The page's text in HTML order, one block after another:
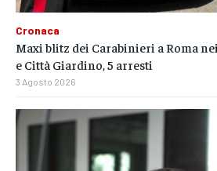
Cronaca
Maxi blitz dei Carabinieri a Roma
e Città Giardino, 5 arresti
3 Agosto 2026